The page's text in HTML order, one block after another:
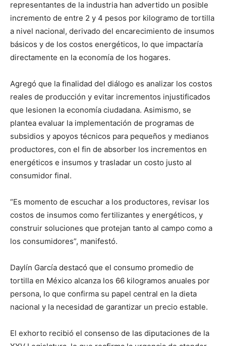
representantes de la industria han advertido un posible
incremento de entre 2 y 4 pesos por kilogramo de tortilla
a nivel nacional, derivado del encarecimiento de insumos
básicos y de los costos energéticos, lo que impactaría
directamente en la economía de los hogares.
Agregó que la finalidad del diálogo es analizar los costos
reales de producción y evitar incrementos injustificados
que lesionen la economía ciudadana. Asimismo, se
plantea evaluar la implementación de programas de
subsidios y apoyos técnicos para pequeños y medianos
productores, con el fin de absorber los incrementos en
energéticos e insumos y trasladar un costo justo al
consumidor final.
“Es momento de escuchar a los productores, revisar los
costos de insumos como fertilizantes y energéticos, y
construir soluciones que protejan tanto al campo como a
los consumidores”, manifestó.
Daylín García destacó que el consumo promedio de
tortilla en México alcanza los 66 kilogramos anuales por
persona, lo que confirma su papel central en la dieta
nacional y la necesidad de garantizar un precio estable.
El exhorto recibió el consenso de las diputaciones de la